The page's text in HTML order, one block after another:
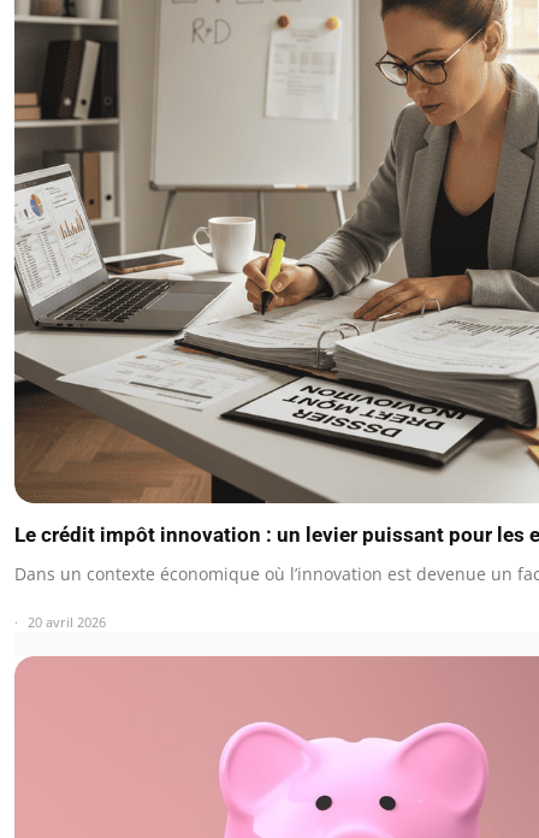
Le crédit impôt innovation : un levier puissant pour les
Dans un contexte économique où l’innovation est devenue un
20 avril 2026